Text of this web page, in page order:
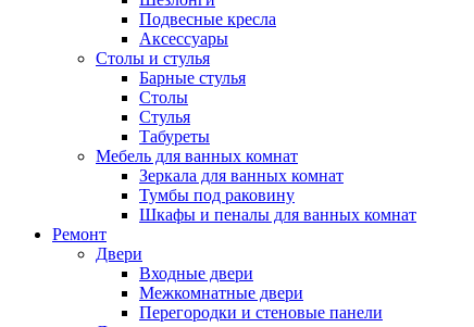
Подвесные кресла
Аксессуары
Столы и стулья
Барные стулья
Столы
Стулья
Табуреты
Мебель для ванных комнат
Зеркала для ванных комнат
Тумбы под раковину
Шкафы и пеналы для ванных комнат
Ремонт
Двери
Входные двери
Межкомнатные двери
Перегородки и стеновые панели